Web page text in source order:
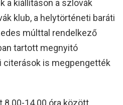
a kiállításon a szlovák
klub, a helytörténeti baráti
múlttal rendelkező
tartott megnyitó
citerások is megpengették